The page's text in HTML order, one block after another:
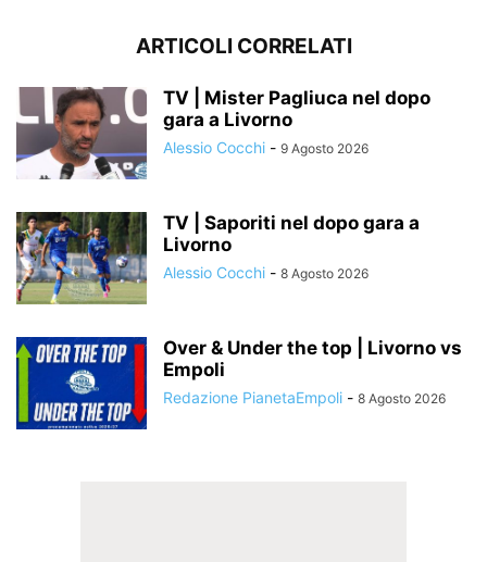
ARTICOLI CORRELATI
TV | Mister Pagliuca nel dopo
gara a Livorno
Alessio Cocchi - 9 Agosto 2026
TV | Saporiti nel dopo gara a
Livorno
Alessio Cocchi - 8 Agosto 2026
Over & Under the top | Livorno vs
Empoli
Redazione PianetaEmpoli - 8 Agosto 2026